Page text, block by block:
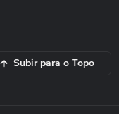
Subir para o Topo